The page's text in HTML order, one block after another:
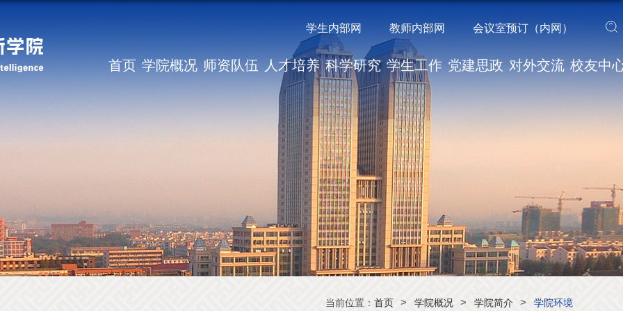
学生内部网 教师内部网 会议室预订（内网）
首页 学院概况 师资队伍 人才培养 科学研究 学生工作 党建思政 对外交流 校友中
当前位置： 首页 > 学院概况 > 学院简介 > 学院环境